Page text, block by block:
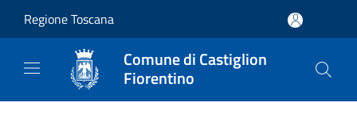
Regione Toscana
Comune di Castiglion
Fiorentino